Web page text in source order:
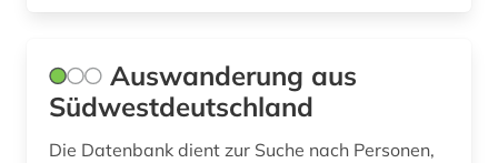
bauordnungsrecht (6)
bauplanung (1)
baupreis (1)
Auswanderung aus
Südwestdeutschland
Die Datenbank dient zur Suche nach Personen,